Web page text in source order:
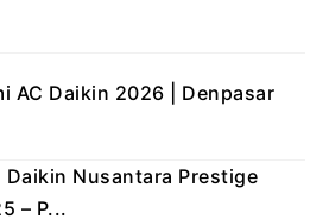
AC Daikin 2026 | Denpasar
Daikin Nusantara Prestige
– P...